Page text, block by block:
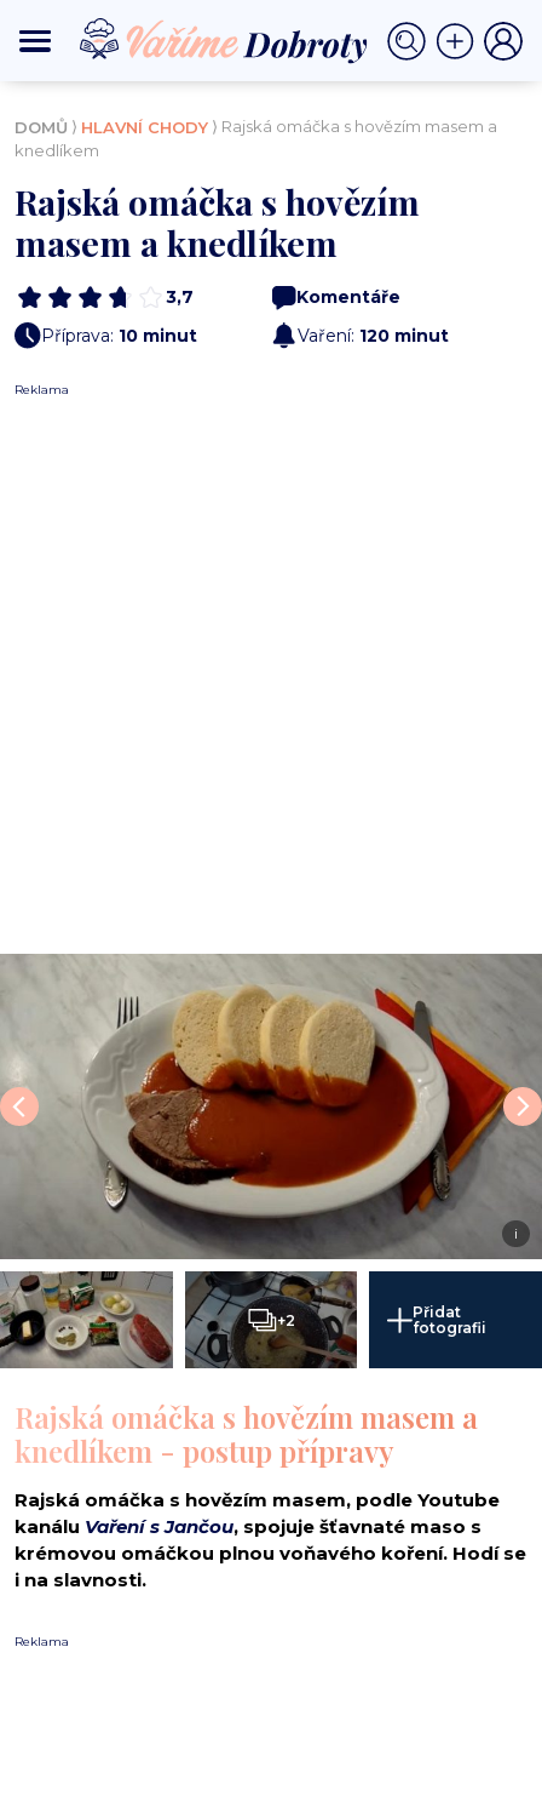
DOMŮ ⟩ HLAVNÍ CHODY ⟩ Rajská omáčka s hovězím masem a
knedlíkem
Rajská omáčka s hovězím
masem a knedlíkem
3,7
Komentáře
Příprava: 10 minut Vaření: 120 minut
Reklama
i
+2
Přidat
fotografii
Rajská omáčka s hovězím masem a
knedlíkem - postup přípravy
Rajská omáčka s hovězím masem, podle Youtube
kanálu Vaření s Jančou, spojuje šťavnaté maso s
krémovou omáčkou plnou voňavého koření. Hodí se
i na slavnosti.
Reklama